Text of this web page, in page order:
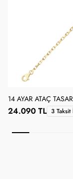
14 AYAR ATAÇ
24.090 TL 3 Taksit